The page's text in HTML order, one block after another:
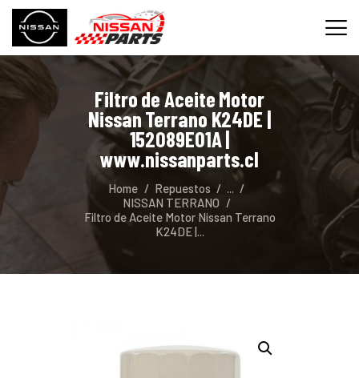
Filtro de Aceite Motor
Nissan Terrano K24DE |
152089E01A |
www.nissanparts.cl
Home Repuestos
...
NISSAN TERRANO
Filtro de Aceite Motor Nissan Terrano
K24DE |...
INICIO
SERVICIOS
REPUESTOS
CONTACTO